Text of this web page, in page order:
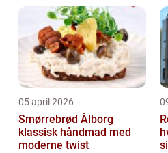
05 april 2026
Smørrebrød Ålborg
klassisk håndmad med
moderne twist